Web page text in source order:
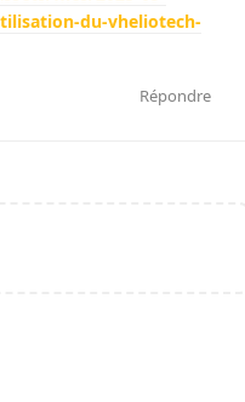
du-vheliotech-
Répondre